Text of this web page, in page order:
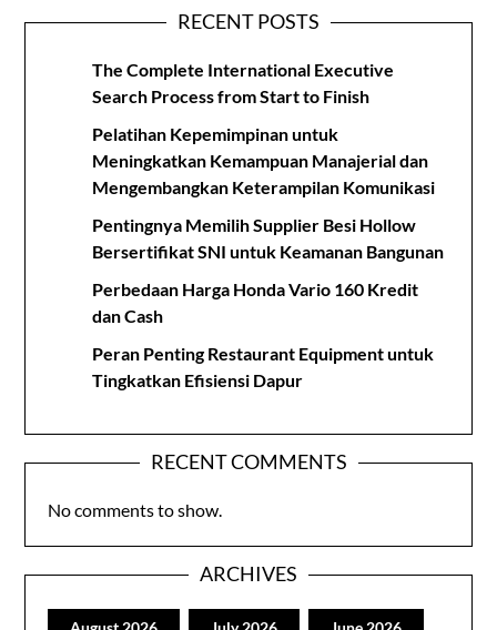
RECENT POSTS
The Complete International Executive
Search Process from Start to Finish
Pelatihan Kepemimpinan untuk
Meningkatkan Kemampuan Manajerial dan
Mengembangkan Keterampilan Komunikasi
Pentingnya Memilih Supplier Besi Hollow
Bersertifikat SNI untuk Keamanan Bangunan
Perbedaan Harga Honda Vario 160 Kredit
dan Cash
Peran Penting Restaurant Equipment untuk
Tingkatkan Efisiensi Dapur
RECENT COMMENTS
No comments to show.
ARCHIVES